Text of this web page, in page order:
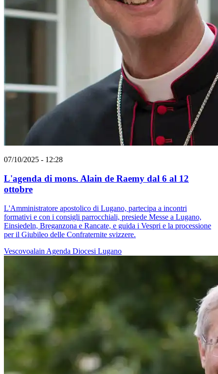
07/10/2025 - 12:28
L'agenda di mons. Alain de Raemy dal 6 al 12
ottobre
L'Amministratore apostolico di Lugano, partecipa a incontri
formativi e con i consigli parrocchiali, presiede Messe a Lugano,
Einsiedeln, Breganzona e Rancate, e guida i Vespri e la processione
per il Giubileo delle Confraternite svizzere.
Vescovoalain Agenda Diocesi Lugano